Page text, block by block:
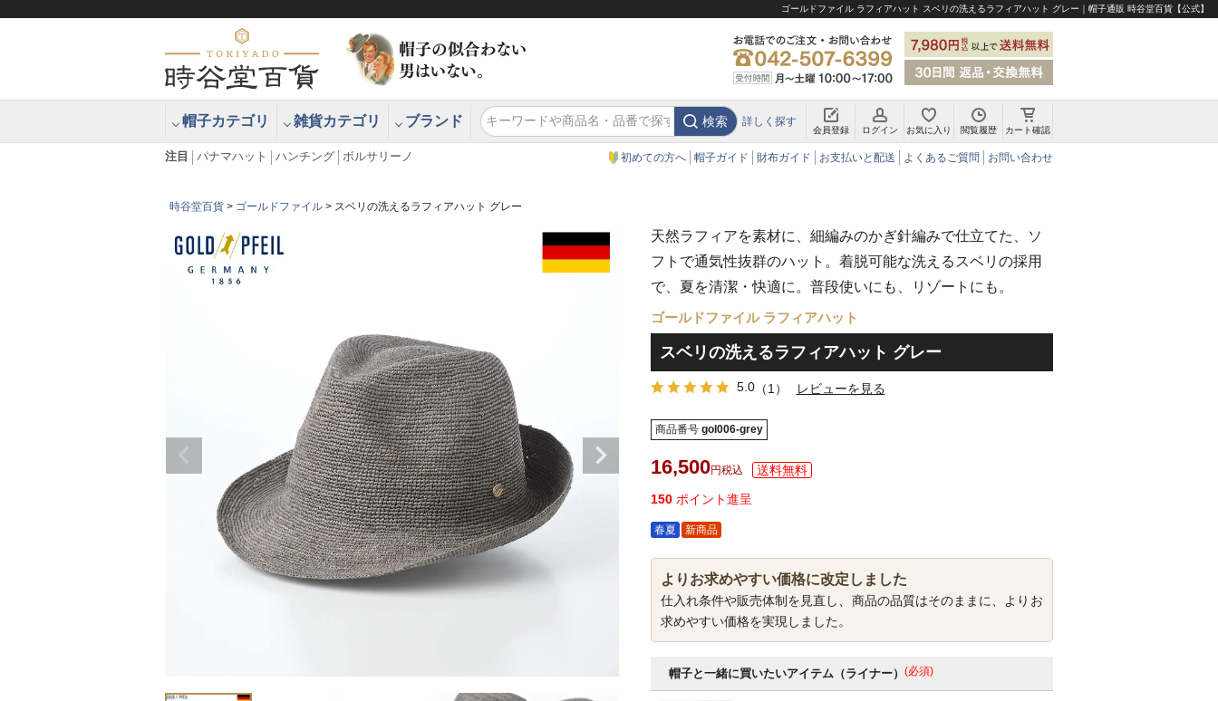
ゴールドファイル ラフィアハット スベリの洗えるラフィアハット グレー｜帽子通販 時谷堂百貨【公式】
帽子カテゴリ 雑貨カテゴリ ブランド 検索 詳しく探す
会員登録 ログイン お気に入り 閲覧履歴 カート確認
注目 パナマハット ハンチング ボルサリーノ 初めての方へ 帽子ガイド 財布ガイド お支払いと配送 よくあるご質問 お問い合わせ
時谷堂百貨 ゴールドファイル スベリの洗えるラフィアハット グレー
天然ラフィアを素材に、細編みのかぎ針編みで仕立てた、ソ
フトで通気性抜群のハット。着脱可能な洗えるスベリの採用
で、夏を清潔・快適に。普段使いにも、リゾートにも。
ゴールドファイル ラフィアハット
スベリの洗えるラフィアハット グレー
5.0（1） レビューを見る
商品番号 gol006-grey
16,500 税込
150 ポイント進呈
春夏 新商品
よりお求めやすい価格に改定しました
仕入れ条件や販売体制を見直し、商品の品質はそのままに、よりお
求めやすい価格を実現しました。
帽子と一緒に買いたいアイテム（ライナー） (必須)